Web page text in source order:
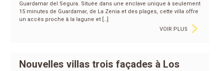
Guardamar del Segura. Située dans une enclave unique à seulement
15 minutes de Guardamar, de La Zenia et des plages, cette villa offre
un accès proche à la lagune et […]
VOIR PLUS
>
Nouvelles villas trois façades à Los